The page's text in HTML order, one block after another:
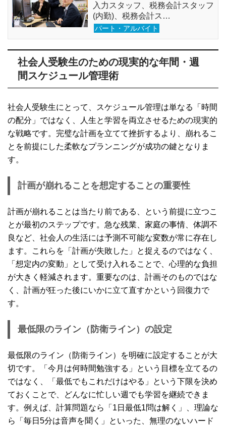
入力スタッフ、税務会計スタッフ
(内勤)、税務会計ス…
パート・アルバイト
社会人受験生のための現実的な年間・週
間スケジュール管理術
社会人受験生にとって、スケジュール管理は単なる「時間
の配分」ではなく、人生と学習を両立させるための現実的
な戦略です。完璧な計画を立てて挫折するより、崩れるこ
とを前提にした柔軟なプランニングが成功の鍵となりま
す。
計画が崩れることを想定することの重要性
計画が崩れることは当たり前である、という前提に立つこ
とが最初のステップです。急な残業、家庭の事情、体調不
良など、社会人の生活には予測不可能な変数が常に存在し
ます。これらを「計画が失敗した」と捉えるのではなく、
「想定内の変動」として受け入れることで、心理的な負担
が大きく軽減されます。重要なのは、計画そのものではな
く、計画が狂った後にいかに立て直すかという回復力で
す。
最低限のライン（防衛ライン）の設定
最低限のライン（防衛ライン）を明確に設定することが大
切です。「今月は何時間勉強する」という目標を立てるの
ではなく、「最低でもこれだけはやる」という下限を決め
ておくことで、どんなに忙しい週でも学習を継続できま
す。例えば、計算問題なら「1日最低1問は解く」、理論な
ら「毎日5分は音声を聞く」といった、無理のないハード